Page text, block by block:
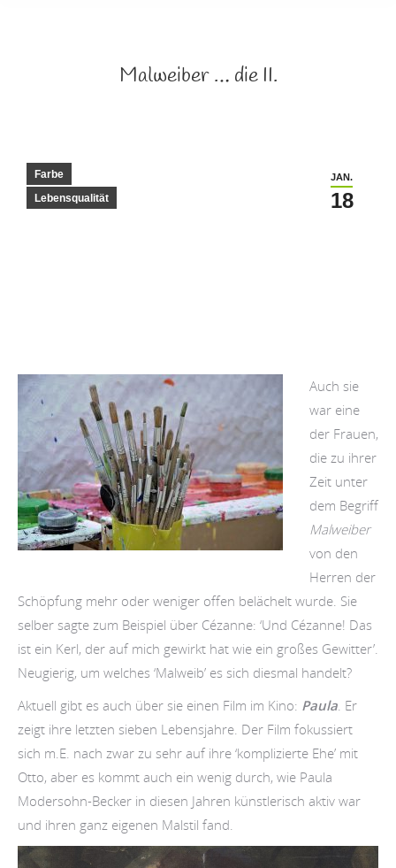
Malweiber … die II.
JAN.
18
Farbe
Lebensqualität
Auch sie
war eine
der Frauen,
die zu ihrer
Zeit unter
dem Begriff
Malweiber
von den
Herren der
Schöpfung mehr oder weniger offen belächelt wurde. Sie
selber sagte zum Beispiel über Cézanne: ‘Und Cézanne! Das
ist ein Kerl, der auf mich gewirkt hat wie ein großes Gewitter’.
Neugierig, um welches ‘Malweib’ es sich diesmal handelt?
Aktuell gibt es auch über sie einen Film im Kino: Paula. Er
zeigt ihre letzten sieben Lebensjahre. Der Film fokussiert
sich m.E. nach zwar zu sehr auf ihre ‘komplizierte Ehe’ mit
Otto, aber es kommt auch ein wenig durch, wie Paula
Modersohn-Becker in diesen Jahren künstlerisch aktiv war
und ihren ganz eigenen Malstil fand.